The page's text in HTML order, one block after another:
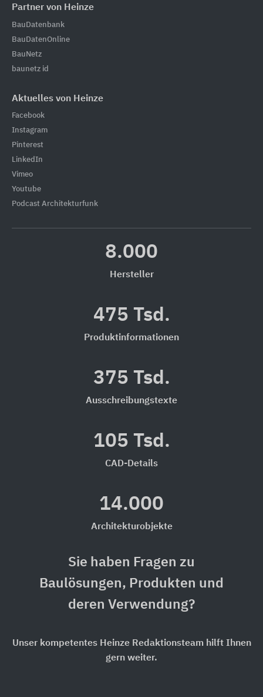
Partner von Heinze
BauDatenbank
BauDatenOnline
BauNetz
baunetz id
Aktuelles von Heinze
Facebook
Instagram
Pinterest
LinkedIn
Vimeo
Youtube
Podcast Architekturfunk
8.000
Hersteller
475 Tsd.
Produktinformationen
375 Tsd.
Ausschreibungstexte
105 Tsd.
CAD-Details
14.000
Architekturobjekte
Sie haben Fragen zu
Baulösungen, Produkten und
deren Verwendung?
Unser kompetentes Heinze Redaktionsteam hilft Ihnen
gern weiter.